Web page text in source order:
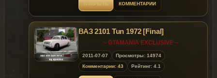
КОММЕНТАРИИ
ВАЗ 2101 Tun 1972 [Final]
~ GTAMANIA EXCLUSIVE ~
2011-07-07
Просмотры: 14974
Комментарии: 43
Рейтинг: 4.1